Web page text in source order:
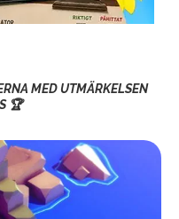
MED UTMÄRKELSEN
🏆